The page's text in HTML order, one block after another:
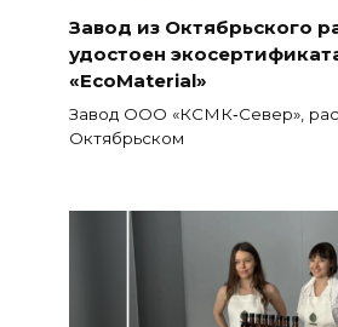
Завод из Октябрьского
удостоен
«EcoMaterial»
Завод ООО «КСМК‑Север»,
Октябрьском